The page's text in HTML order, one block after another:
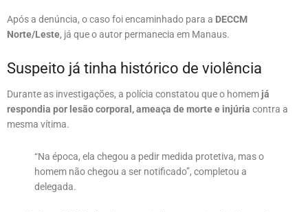
Após a denúncia, o caso foi encaminhado para a DECCM
Norte/Leste, já que o autor permanecia em Manaus.
Suspeito já tinha histórico de violência
Durante as investigações, a polícia constatou que o homem já
respondia por lesão corporal, ameaça de morte e injúria contra a
mesma vítima.
“Na época, ela chegou a pedir medida protetiva, mas o
homem não chegou a ser notificado”, completou a
delegada.